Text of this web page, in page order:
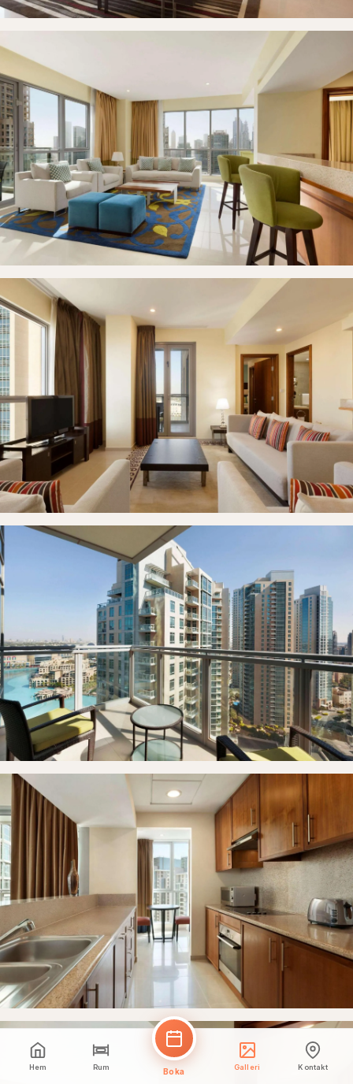
Hem Rum Boka Galleri Kontakt